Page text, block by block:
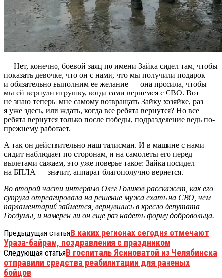
— Нет, конечно, боевой заяц по имени Зайка сидел там, чтобы
показать девочке, что он с нами, что мы получили подарок
и обязательно выполним ее желание — она просила, чтобы
мы ей вернули игрушку, когда сами вернемся с СВО. Вот
не знаю теперь: мне самому возвращать Зайку хозяйке, раз
я уже здесь, или ждать, когда все ребята вернутся? Но все
ребята вернутся только после победы, подразделение ведь по-
прежнему работает.
А так он действительно наш талисман. И в машине с нами
сидит наблюдает по сторонам, и на самолеты его перед
вылетами сажаем, это уже поверье такое: Зайка посидел
на БПЛА — значит, аппарат благополучно вернется.
Во второй части интервью Олег Голиков расскажет, как его
супруга отреагировала на решение мужа ехать на СВО, чем
парламентарий займется, вернувшись в кресло депутата
Госдумы, и намерен ли он еще раз надеть форму добровольца.
Предыдущая статьяВ каких регионах сегодня отмечают
Ураза-байрам, поздравления с праздником
Следующая статьяВ госпиталь Ясиноватой из Челябинска
отправили средства реабилитации для раненых
бойцов